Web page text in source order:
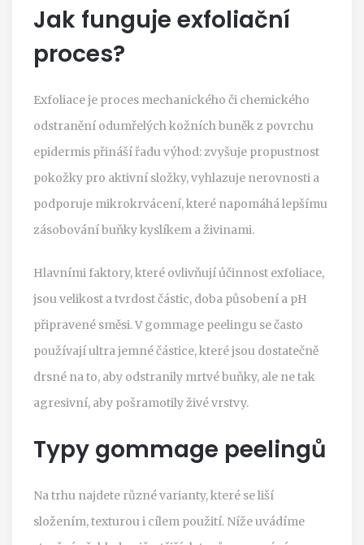
Jak funguje exfoliační
proces?
Exfoliaceje proces mechanického či chemického
odstranění odumřelých kožních buněk z povrchu
epidermis přináší řadu výhod: zvyšuje propustnost
pokožky pro aktivní složky, vyhlazuje nerovnosti a
podporuje mikrokrvácení, které napomáhá lepšímu
zásobování buňky kyslíkem a živinami.
Hlavními faktory, které ovlivňují účinnost exfoliace,
jsou velikost a tvrdost částic, doba působení a pH
připravené směsi. V gommage peelingu se často
používají ultra jemné částice, které jsou dostatečně
drsné na to, aby odstranily mrtvé buňky, ale ne tak
agresivní, aby pošramotily živé vrstvy.
Typy gommage peelingů
Na trhu najdete různé varianty, které se liší
složením, texturou i cílem použití. Níže uvádíme